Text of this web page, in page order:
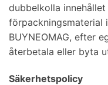
dubbelkolla
förpackningsmaterial
BUYNEOMAG, efter
återbetala eller byta
Säkerhetspolicy